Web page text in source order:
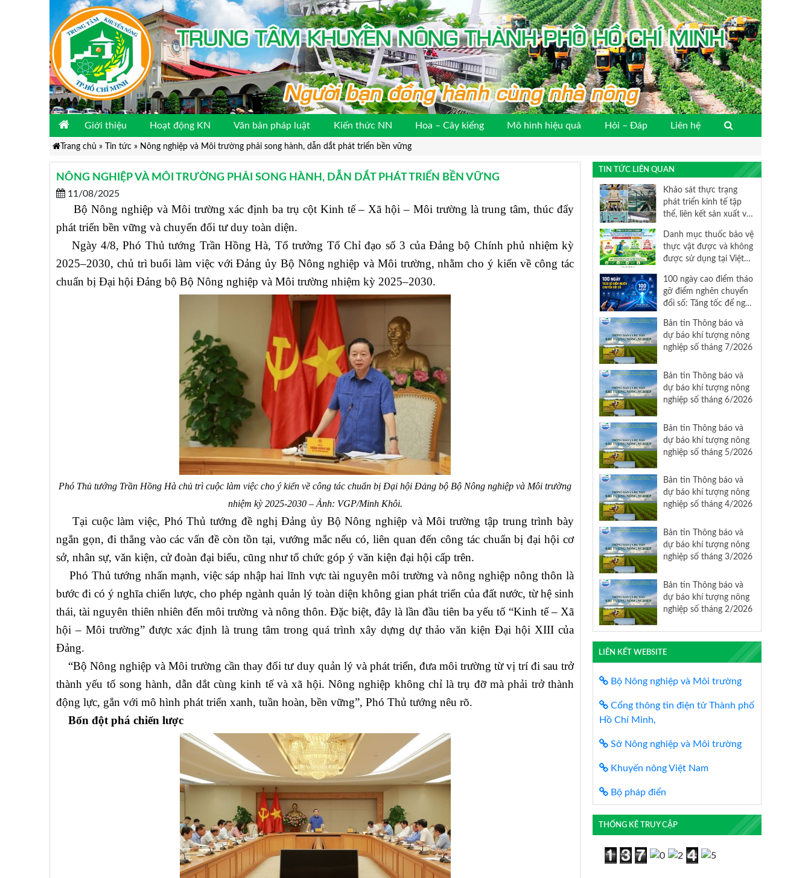
Giới thiệu Hoạt động KN Văn bản pháp luật Kiến thức NN Hoa – Cây kiểng Mô hình hiệu quả Hỏi – Đáp Liên hệ
Trang chủ » Tin tức» Nông nghiệp và Môi trường phải song hành, dẫn dắt phát triển bền vững
NÔNG NGHIỆP VÀ MÔI TRƯỜNG PHẢI SONG HÀNH, DẪN DẮT PHÁT TRIỂN BỀN VỮNG
11/08/2025
Bộ Nông nghiệp và Môi trường xác định ba trụ cột Kinh tế – Xã hội – Môi trường là trung tâm, thúc đẩy
phát triển bền vững và chuyển đổi tư duy toàn diện.
Ngày 4/8, Phó Thủ tướng Trần Hồng Hà, Tổ trưởng Tổ Chỉ đạo số 3 của Đảng bộ Chính phủ nhiệm kỳ
2025–2030, chủ trì buổi làm việc với Đảng ủy Bộ Nông nghiệp và Môi trường, nhằm cho ý kiến về công tác
chuẩn bị Đại hội Đảng bộ Bộ Nông nghiệp và Môi trường nhiệm kỳ 2025–2030.
Phó Thủ tướng Trần Hồng Hà chủ trì cuộc làm việc cho ý kiến về công tác chuẩn bị Đại hội Đảng bộ Bộ Nông nghiệp và Môi trường
nhiệm kỳ 2025-2030 – Ảnh: VGP/Minh Khôi.
Tại cuộc làm việc, Phó Thủ tướng đề nghị Đảng ủy Bộ Nông nghiệp và Môi trường tập trung trình bày
ngắn gọn, đi thẳng vào các vấn đề còn tồn tại, vướng mắc nếu có, liên quan đến công tác chuẩn bị đại hội cơ
sở, nhân sự, văn kiện, cử đoàn đại biểu, cũng như tổ chức góp ý văn kiện đại hội cấp trên.
Phó Thủ tướng nhấn mạnh, việc sáp nhập hai lĩnh vực tài nguyên môi trường và nông nghiệp nông thôn là
bước đi có ý nghĩa chiến lược, cho phép ngành quản lý toàn diện không gian phát triển của đất nước, từ hệ sinh
thái, tài nguyên thiên nhiên đến môi trường và nông thôn. Đặc biệt, đây là lần đầu tiên ba yếu tố “Kinh tế – Xã
hội – Môi trường” được xác định là trung tâm trong quá trình xây dựng dự thảo văn kiện Đại hội XIII của
Đảng.
“Bộ Nông nghiệp và Môi trường cần thay đổi tư duy quản lý và phát triển, đưa môi trường từ vị trí đi sau trở
thành yếu tố song hành, dẫn dắt cùng kinh tế và xã hội. Nông nghiệp không chỉ là trụ đỡ mà phải trở thành
động lực, gắn với mô hình phát triển xanh, tuần hoàn, bền vững”, Phó Thủ tướng nêu rõ.
Bốn đột phá chiến lược
TIN TỨC LIÊN QUAN
Khảo sát thực trạng
phát triển kinh tế tập
thể, liên kết sản xuất và
nghiệp trên địa bàn
Thành phố Hồ Chí Minh
Danh mục thuốc bảo vệ
thực vật được và không
được sử dụng tại Việt
100 ngày cao điểm tháo
gỡ điểm nghẽn chuyển
đổi số: Tăng tốc để nghị
sống
Bản tin Thông báo và
dự báo khí tượng nông
nghiệp số tháng 7/2026
Bản tin Thông báo và
dự báo khí tượng nông
nghiệp số tháng 6/2026
Bản tin Thông báo và
dự báo khí tượng nông
nghiệp số tháng 5/2026
Bản tin Thông báo và
dự báo khí tượng nông
nghiệp số tháng 4/2026
Bản tin Thông báo và
dự báo khí tượng nông
nghiệp số tháng 3/2026
Bản tin Thông báo và
dự báo khí tượng nông
nghiệp số tháng 2/2026
LIÊN KẾT WEBSITE
Bộ Nông nghiệp và Môi trường
Cổng thông tin điện tử Thành phố
Hồ Chí Minh,
Sở Nông nghiệp và Môi trường
Khuyến nông Việt Nam
Bộ pháp điển
THỐNG KÊ TRUY CẬP